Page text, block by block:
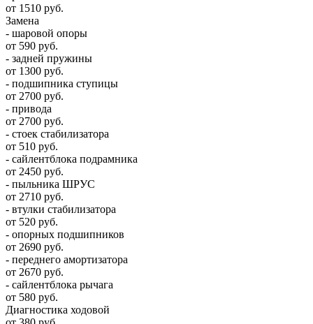
от 1510 руб.
Замена
- шаровой опоры
от 590 руб.
- задней пружины
от 1300 руб.
- подшипника ступицы
от 2700 руб.
- привода
от 2700 руб.
- стоек стабилизатора
от 510 руб.
- сайлентблока подрамника
от 2450 руб.
- пыльника ШРУС
от 2710 руб.
- втулки стабилизатора
от 520 руб.
- опорных подшипников
от 2690 руб.
- переднего амортизатора
от 2670 руб.
- сайлентблока рычага
от 580 руб.
Диагностика ходовой